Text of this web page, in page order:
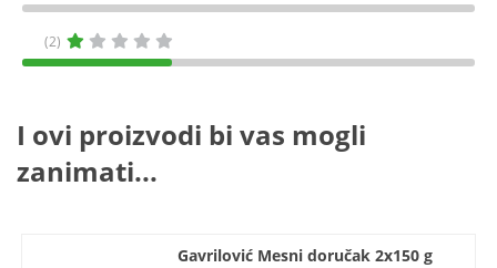
(2)
I ovi proizvodi bi vas mogli
zanimati...
Gavrilović Mesni doručak 2x150 g